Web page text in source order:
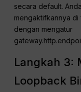
secara default.
mengaktifkannya
dengan mengatur
Langkah 3:
Loopback